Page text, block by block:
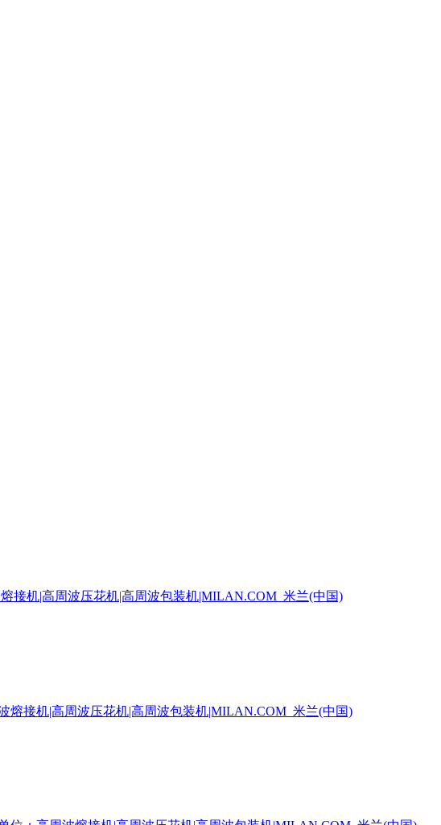
接机|高周波压花机|高周波包装机|MILAN.COM_米兰(中国)
熔接机|高周波压花机|高周波包装机|MILAN.COM_米兰(中国)